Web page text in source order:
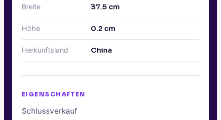
Breite 37.5 cm
Höhe 0.2 cm
Herkunftsland China
EIGENSCHAFTEN
Schlussverkauf